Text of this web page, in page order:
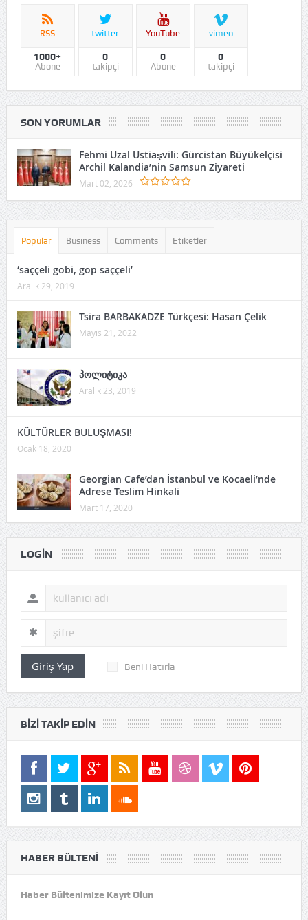
RSS
1000+
Abone
twitter
0
takipçi
YouTube
0
Abone
vimeo
0
takipçi
SON YORUMLAR
Fehmi Uzal Ustiaşvili: Gürcistan Büyükelçisi
Archil Kalandia’nin Samsun Ziyareti
Mart 02, 2026
Popular Business Comments Etiketler
‘saççeli gobi, gop saççeli’
Aralık 29, 2019
Tsira BARBAKADZE Türkçesi: Hasan Çelik
Mayıs 21, 2022
პოლიტიკა
Aralık 23, 2019
KÜLTÜRLER BULUŞMASI!
Ocak 18, 2020
Georgian Cafe’dan İstanbul ve Kocaeli’nde
Adrese Teslim Hinkali
Mart 17, 2020
LOGIN
Giriş Yap Beni Hatırla
BIZI TAKIP EDIN
HABER BÜLTENI
Haber Bültenimize Kayıt Olun